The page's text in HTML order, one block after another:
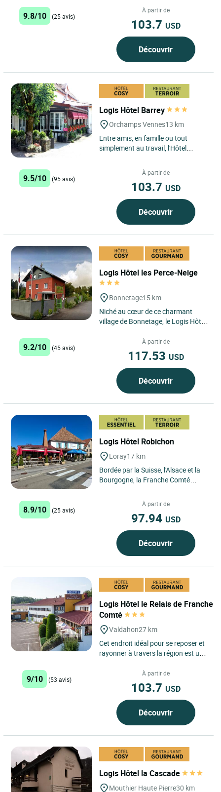
caractère. L'atout...
9.8/10 (25 avis)
À partir de
103.7 USD
Découvrir
Logis Hôtel Barrey
Orchamps Vennes13 km
Entre amis, en famille ou tout
simplement au travail, l'Hôtel
vous accueillir pour partager...
9.5/10 (95 avis)
À partir de
103.7 USD
Découvrir
Logis Hôtel les Perce-Neige
Bonnetage15 km
Niché au cœur de ce charmant
village de Bonnetage, le Logis Hôtel
agréable pour une escapade...
9.2/10 (45 avis)
À partir de
117.53 USD
Découvrir
Logis Hôtel Robichon
Loray17 km
Bordée par la Suisse, l'Alsace et la
Bourgogne, la Franche Comté
beau, le bien et le bon...
8.9/10 (25 avis)
À partir de
97.94 USD
Découvrir
Logis Hôtel le Relais de Franche
Comté
Valdahon27 km
Cet endroit idéal pour se reposer et
rayonner à travers la région est un
9/10 (53 avis)
À partir de
103.7 USD
Découvrir
Logis Hôtel la Cascade
Mouthier Haute Pierre30 km